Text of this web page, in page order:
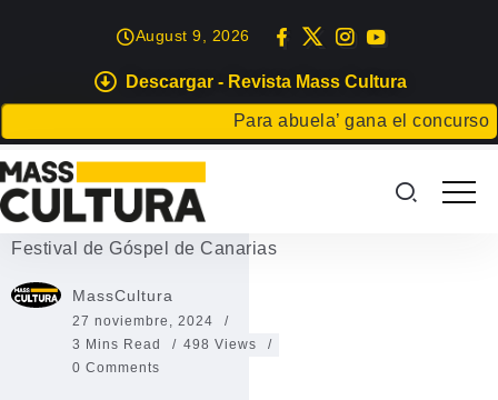
Descargar - Revista Mass Cultura
Para abuela’ gana el concurso
August 9, 2026
TENERIFE
Festival de Góspel de Canarias
2024
Festival de Góspel de Canarias
MassCultura
27 noviembre, 2024
3 Mins Read
498 Views
0 Comments